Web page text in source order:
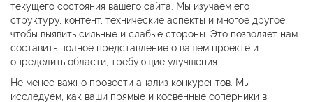
текущего состояния вашего сайта. Мы изучаем его
структуру, контент, технические аспекты и многое другое,
чтобы выявить сильные и слабые стороны. Это позволяет нам
составить полное представление о вашем проекте и
определить области, требующие улучшения.
Не менее важно провести анализ конкурентов. Мы
исследуем, как ваши прямые и косвенные соперники в